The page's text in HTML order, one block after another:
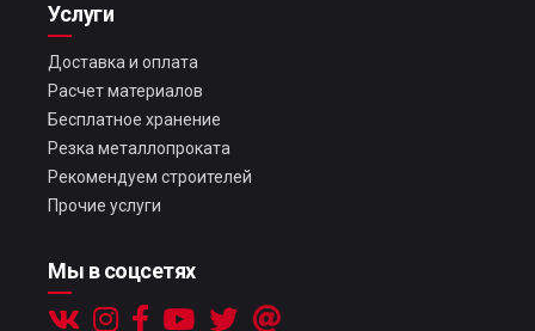
Услуги
Доставка и оплата
Расчет материалов
Бесплатное хранение
Резка металлопроката
Рекомендуем строителей
Прочие услуги
Мы в соцсетях